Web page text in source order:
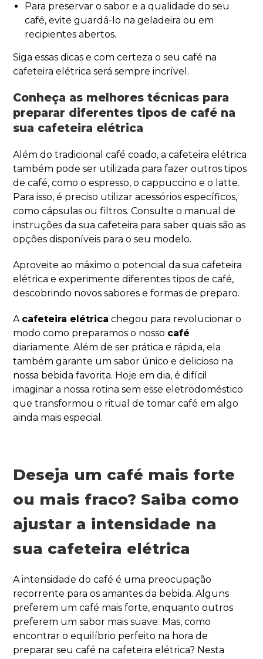
Para preservar o sabor e a qualidade do seu
café, evite guardá-lo na geladeira ou em
recipientes abertos.
Siga essas dicas e com certeza o seu café na
cafeteira elétrica será sempre incrível.
Conheça as melhores técnicas para
preparar diferentes tipos de café na
sua cafeteira elétrica
Além do tradicional café coado, a cafeteira elétrica
também pode ser utilizada para fazer outros tipos
de café, como o espresso, o cappuccino e o latte.
Para isso, é preciso utilizar acessórios específicos,
como cápsulas ou filtros. Consulte o manual de
instruções da sua cafeteira para saber quais são as
opções disponíveis para o seu modelo.
Aproveite ao máximo o potencial da sua cafeteira
elétrica e experimente diferentes tipos de café,
descobrindo novos sabores e formas de preparo.
A cafeteira elétrica chegou para revolucionar o
modo como preparamos o nosso café
diariamente. Além de ser prática e rápida, ela
também garante um sabor único e delicioso na
nossa bebida favorita. Hoje em dia, é difícil
imaginar a nossa rotina sem esse eletrodoméstico
que transformou o ritual de tomar café em algo
ainda mais especial.
Deseja um café mais forte
ou mais fraco? Saiba como
ajustar a intensidade na
sua cafeteira elétrica
A intensidade do café é uma preocupação
recorrente para os amantes da bebida. Alguns
preferem um café mais forte, enquanto outros
preferem um sabor mais suave. Mas, como
encontrar o equilíbrio perfeito na hora de
preparar seu café na cafeteira elétrica? Nesta